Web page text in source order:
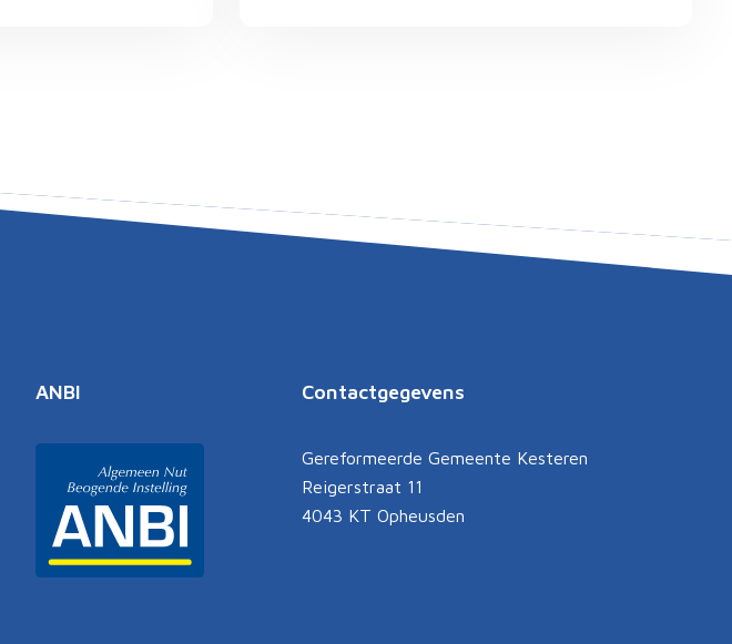
ANBI Contactgegevens
Gereformeerde Gemeente Kesteren
Reigerstraat 11
4043 KT Opheusden